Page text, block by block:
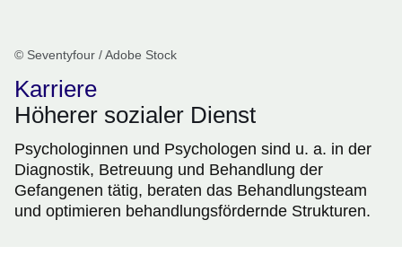
© Seventyfour / Adobe Stock
Karriere
Höherer sozialer Dienst
Psychologinnen und Psychologen sind u. a. in der
Diagnostik, Betreuung und Behandlung der
Gefangenen tätig, beraten das Behandlungsteam
und optimieren behandlungsfördernde Strukturen.